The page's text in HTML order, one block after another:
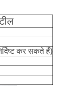
कर सकते हैं)